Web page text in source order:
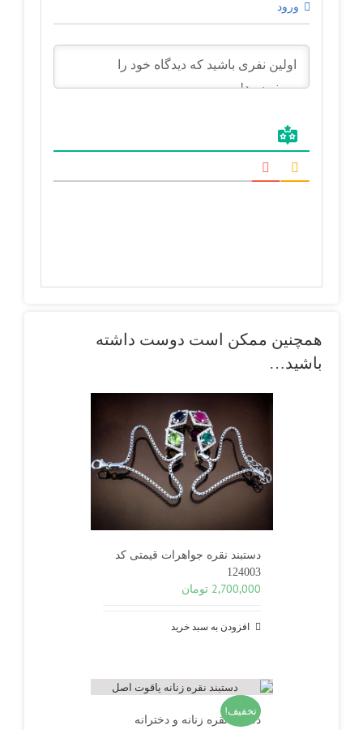
ورود
همچنین ممکن است دوست داشته
باشید…
دستبند نقره جواهرات قیمتی کد
124003
2,700,000 تومان
افزودن به سبد خرید
تخفیف!
دستبند نقره زنانه و دخترانه